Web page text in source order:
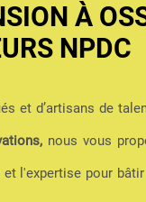
À
NPDC
et d’artisans de
nous vous
l'expertise pour